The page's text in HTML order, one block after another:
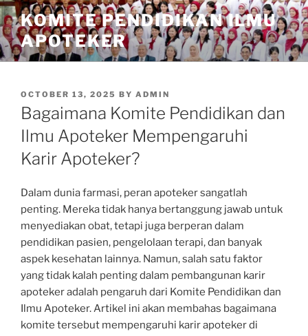
Skip
to
content
KOMITE PENDIDIKAN ILMU
APOTEKER
POSTED
ON
OCTOBER 13, 2025 BY ADMIN
Bagaimana Komite Pendidikan dan
Ilmu Apoteker Mempengaruhi
Karir Apoteker?
Dalam dunia farmasi, peran apoteker sangatlah
penting. Mereka tidak hanya bertanggung jawab untuk
menyediakan obat, tetapi juga berperan dalam
pendidikan pasien, pengelolaan terapi, dan banyak
aspek kesehatan lainnya. Namun, salah satu faktor
yang tidak kalah penting dalam pembangunan karir
apoteker adalah pengaruh dari Komite Pendidikan dan
Ilmu Apoteker. Artikel ini akan membahas bagaimana
komite tersebut mempengaruhi karir apoteker di